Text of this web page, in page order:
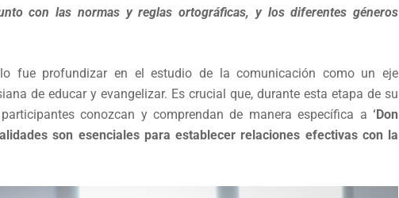
con las normas y reglas ortográficas, y los diferentes géneros
fue profundizar en el estudio de la comunicación como un eje
de educar y evangelizar. Es crucial que, durante esta etapa de su
conozcan y comprendan de manera específica a ‘Don
son esenciales para establecer relaciones efectivas con la